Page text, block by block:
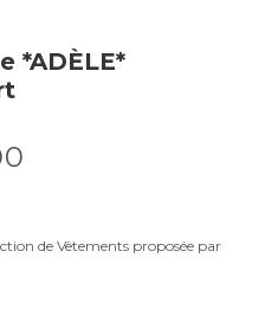
*ADÈLE*
de Vêtements proposée par